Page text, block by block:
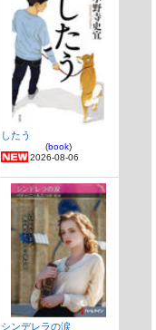
したう
(book)
2026-08-06
シンデレラの涙